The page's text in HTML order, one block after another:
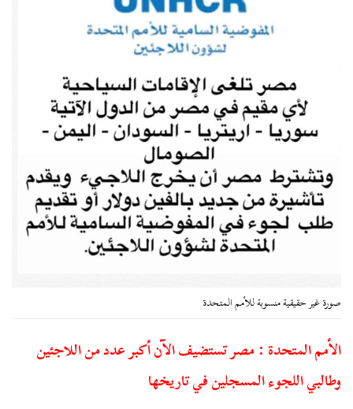
صورة غير حقيقية منسوبة للأمم المتحدة
الأمم المتحدة : مصر تستضيف الآن أكبر عدد من اللاجئين
وطالبي اللجوء المسجلين في تاريخها